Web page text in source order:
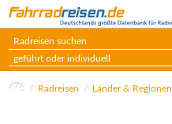
geführt oder individuell
Radreisen Länder & Regionen